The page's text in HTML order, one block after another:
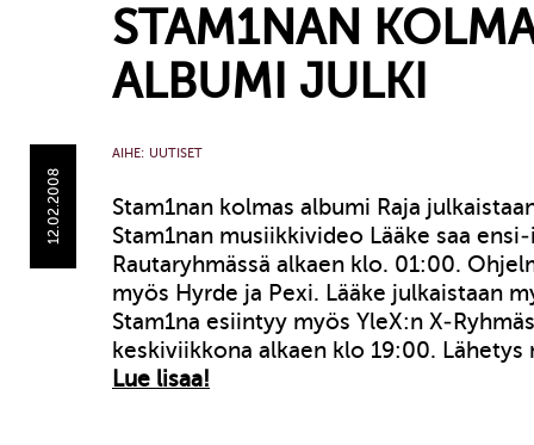
STAM1NAN
ALBUMI JULKI
12.02.2008
AIHE: UUTISET
Stam1nan kolmas albumi Raja
Stam1nan musiikkivideo Lääke saa
Rautaryhmässä alkaen klo. 01:00.
myös Hyrde ja Pexi. Lääke julkaistaan
Stam1na esiintyy myös YleX:n X-
keskiviikkona alkaen klo 19:00.
Lue lisaa!